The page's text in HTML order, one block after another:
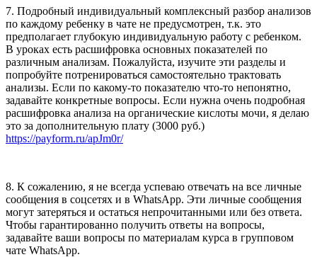
7. Подробный индивидуальный комплексный разбор анализов
по каждому ребенку в чате не предусмотрен, т.к. это
предполагает глубокую индивидуальную работу с ребенком.
В уроках есть расшифровка основных показателей по
различным анализам. Пожалуйста, изучите эти разделы и
попробуйте потренироваться самостоятельно трактовать
анализы. Если по какому-то показателю что-то непонятно,
задавайте конкретные вопросы. Если нужна очень подробная
расшифровка анализа на органические кислоты мочи, я делаю
это за дополнительную плату (3000 руб.)
https://payform.ru/apJm0r/
8. К сожалению, я не всегда успеваю отвечать на все личные
сообщения в соцсетях и в WhatsApp. Эти личные сообщения
могут затеряться и остаться непрочитанными или без ответа.
Чтобы гарантированно получить ответы на вопросы,
задавайте ваши вопросы по материалам курса в групповом
чате WhatsApp.